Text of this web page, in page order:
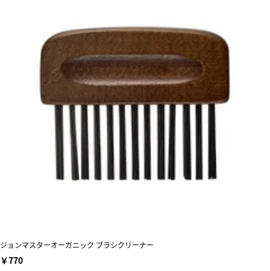
ジョンマスターオーガニック ブラシクリーナー
￥770